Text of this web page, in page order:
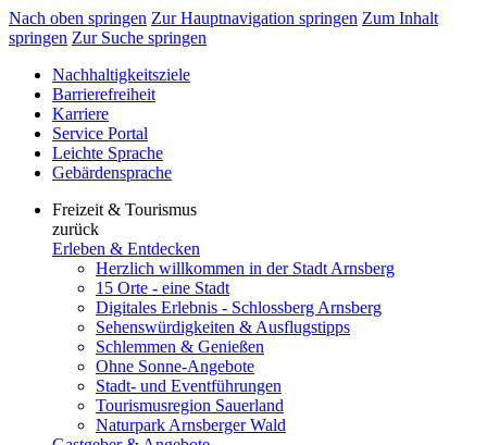
Nach oben springen Zur Hauptnavigation springen Zum Inhalt
springen Zur Suche springen
Nachhaltigkeitsziele
Barrierefreiheit
Karriere
Service Portal
Leichte Sprache
Gebärdensprache
Freizeit & Tourismus
zurück
Erleben & Entdecken
Herzlich willkommen in der Stadt Arnsberg
15 Orte - eine Stadt
Digitales Erlebnis - Schlossberg Arnsberg
Sehenswürdigkeiten & Ausflugstipps
Schlemmen & Genießen
Ohne Sonne-Angebote
Stadt- und Eventführungen
Tourismusregion Sauerland
Naturpark Arnsberger Wald